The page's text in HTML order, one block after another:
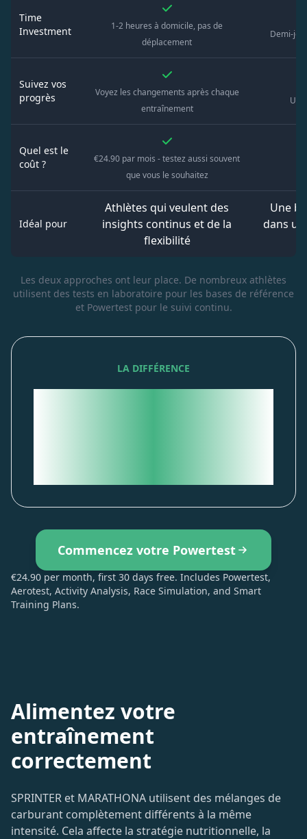
Time
Investment
1-2 heures à domicile, pas de
déplacement
Demi-
Suivez vos
progrès
Voyez les changements après chaque
entraînement
Quel est le
coût ?
€24.90 par mois - testez aussi souvent
que vous le souhaitez
Idéal pour
Athlètes qui veulent des
insights continus et de la
flexibilité
Une
dans
Les deux approches ont leur place. De nombreux athlètes
utilisent des tests en laboratoire pour les bases de référence
et Powertest pour le suivi continu.
LA DIFFÉRENCE
Commencez votre Powertest
€24.90 per month, first 30 days free. Includes Powertest,
Aerotest, Activity Analysis, Race Simulation, and Smart
Training Plans.
Alimentez votre
entraînement
correctement
SPRINTER et MARATHONA utilisent des mélanges de
carburant complètement différents à la même
intensité. Cela affecte la stratégie nutritionnelle, la